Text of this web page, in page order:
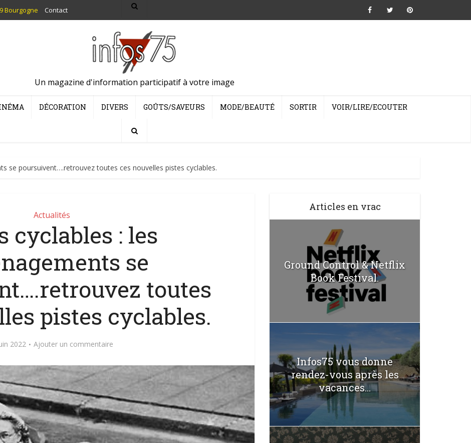
Bourgogne Contact
Un magazine d'information participatif à votre image
DÉCORATION DIVERS GOÛTS/SAVEURS MODE/BEAUTÉ SORTIR VOIR/LIRE/ECOUTER
se poursuivent….retrouvez toutes ces nouvelles pistes cyclables.
Actualités
cyclables : les
se
toutes
pistes cyclables.
2022 Ajouter un commentaire
Articles en vrac
Ground Control & Netflix
Book Festival.
Infos75 vous donne
rendez-vous après les
vacances...